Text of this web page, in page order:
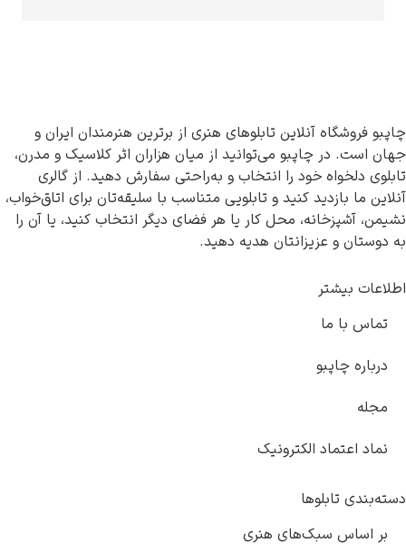
چاپبو فروشگاه آنلاین تابلوهای هنری از برترین هنرمندان ایران و
جهان است. در چاپبو می‌توانید از میان هزاران اثر کلاسیک و مدرن،
تابلوی دلخواه خود را انتخاب و به‌راحتی سفارش دهید. از گالری
آنلاین ما بازدید کنید و تابلویی متناسب با سلیقه‌تان برای اتاق‌خواب،
نشیمن، آشپزخانه، محل کار یا هر فضای دیگر انتخاب کنید، یا آن را
به دوستان و عزیزانتان هدیه دهید.
اطلاعات بیشتر
تماس با ما
درباره چاپبو
مجله
نماد اعتماد الکترونیک
دسته‌بندی تابلوها
بر اساس سبک‌های هنری